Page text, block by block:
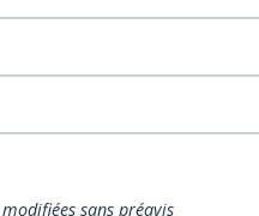
sans préavis